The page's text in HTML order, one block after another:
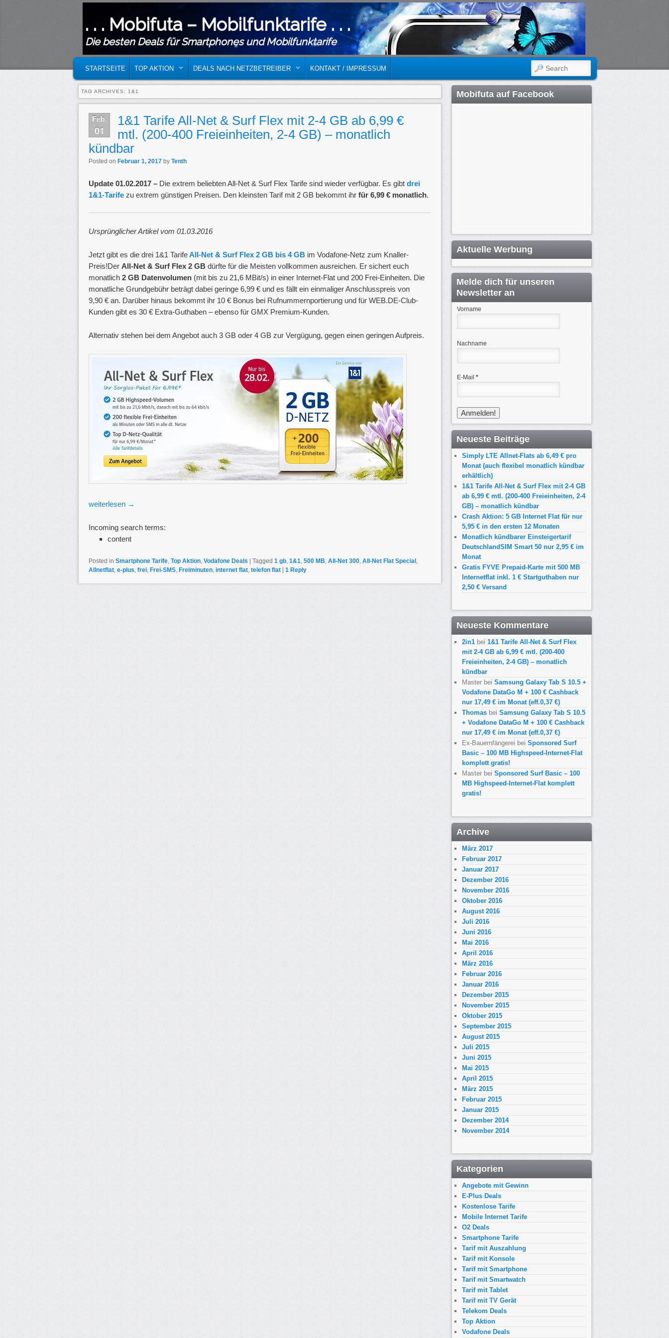
. . . Mobifuta – Mobilfunktarife . . .
Die besten Deals für Smartphones und Mobilfunktarife
SKIP TO PRIMARY CONTENT
SKIP TO SECONDARY CONTENT
STARTSEITE TOP AKTION DEALS NACH NETZBETREIBER KONTAKT / IMPRESSUM SEARCH
TAG ARCHIVES: 1&1
Feb.
01
1&1 Tarife All-Net & Surf Flex mit 2-4 GB ab 6,99 €
mtl. (200-400 Freieinheiten, 2-4 GB) – monatlich
kündbar
Posted on Februar 1, 2017 by Tenth
Update 01.02.2017 – Die extrem beliebten All-Net & Surf Flex Tarife sind wieder verfügbar. Es gibt drei
1&1-Tarife zu extrem günstigen Preisen. Den kleinsten Tarif mit 2 GB bekommt ihr für 6,99 € monatlich.
Ursprünglicher Artikel vom 01.03.2016
Jetzt gibt es die drei 1&1 TarifeAll-Net & Surf Flex 2 GB bis 4 GB im Vodafone-Netz zum Knaller-
Preis!Der All-Net & Surf Flex 2 GB dürfte für die Meisten vollkommen ausreichen. Er sichert euch
monatlich 2 GB Datenvolumen (mit bis zu 21,6 MBit/s) in einer Internet-Flat und 200 Frei-Einheiten. Die
monatliche Grundgebühr beträgt dabei geringe 6,99 € und es fällt ein einmaliger Anschlusspreis von
9,90 € an. Darüber hinaus bekommt ihr 10 € Bonus bei Rufnummernportierung und für WEB.DE-Club-
Kunden gibt es 30 € Extra-Guthaben – ebenso für GMX Premium-Kunden.
Alternativ stehen bei dem Angebot auch 3 GB oder 4 GB zur Vergügung, gegen einen geringen Aufpreis.
weiterlesen →
Incoming search terms:
content
Posted in Smartphone Tarife, Top Aktion, Vodafone Deals Tagged 1 gb, 1&1, 500 MB, All-Net 300, All-Net Flat Special ,
Allnetflat, e-plus, frei, Frei-SMS, Freiminuten, internet flat, telefon flat 1 Reply
Mobifuta auf Facebook
Aktuelle Werbung
Melde dich für unseren
Newsletter an
Vorname
Nachname
E-Mail *
Neueste Beiträge
Simply LTE Allnet-Flats ab 6,49 € pro
Monat (auch flexibel monatlich kündbar
erhältlich)
1&1 Tarife All-Net & Surf Flex mit 2-4 GB
ab 6,99 € mtl. (200-400 Freieinheiten, 2-4
GB) – monatlich kündbar
Crash Aktion: 5 GB Internet Flat für nur
5,95 € in den ersten 12 Monaten
Monatlich kündbarer Einsteigertarif
DeutschlandSIM Smart 50 nur 2,95 € im
Monat
Gratis FYVE Prepaid-Karte mit 500 MB
Internetflat inkl. 1 € Startguthaben nur
2,50 € Versand
Neueste Kommentare
2in1 bei 1&1 Tarife All-Net & Surf Flex
mit 2-4 GB ab 6,99 € mtl. (200-400
Freieinheiten, 2-4 GB) – monatlich
kündbar
Master bei Samsung Galaxy Tab S 10.5 +
Vodafone DataGo M + 100 € Cashback
nur 17,49 € im Monat (eff.0,37 €)
Thomas bei Samsung Galaxy Tab S 10.5
+ Vodafone DataGo M + 100 € Cashback
nur 17,49 € im Monat (eff.0,37 €)
Ex-Bauernfängerei bei Sponsored Surf
Basic – 100 MB Highspeed-Internet-Flat
komplett gratis!
Master bei Sponsored Surf Basic – 100
MB Highspeed-Internet-Flat komplett
gratis!
Archive
März 2017
Februar 2017
Januar 2017
Dezember 2016
November 2016
Oktober 2016
August 2016
Juli 2016
Juni 2016
Mai 2016
April 2016
März 2016
Februar 2016
Januar 2016
Dezember 2015
November 2015
Oktober 2015
September 2015
August 2015
Juli 2015
Juni 2015
Mai 2015
April 2015
März 2015
Februar 2015
Januar 2015
Dezember 2014
November 2014
Kategorien
Angebote mit Gewinn
E-Plus Deals
Kostenlose Tarife
Mobile Internet Tarife
O2 Deals
Smartphone Tarife
Tarif mit Auszahlung
Tarif mit Konsole
Tarif mit Smartphone
Tarif mit Smartwatch
Tarif mit Tablet
Tarif mit TV Gerät
Telekom Deals
Top Aktion
Vodafone Deals